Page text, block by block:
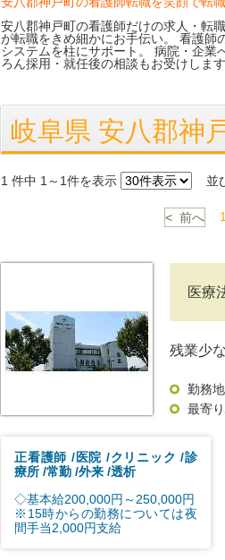
安八郡神戸町の看護師だけの求人・転
が転職をきめ細かにお手伝い。 看護師
システムを柱にサポート。 病院・企業
ろん採用・就任後の相談もお受けしま
岐阜県 安八郡神
1 件中 1～1件を表示 並
< 前へ
医療
残業少
勤務地
最寄
正看護師 医院 クリニック
診
療所 常勤 外来 透析
◇基本給200,000円～250,000円
※15時からの勤務については夜
間手当2,000円支給